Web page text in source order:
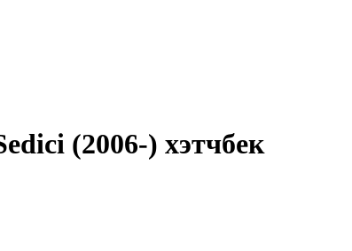
(2006-) хэтчбек